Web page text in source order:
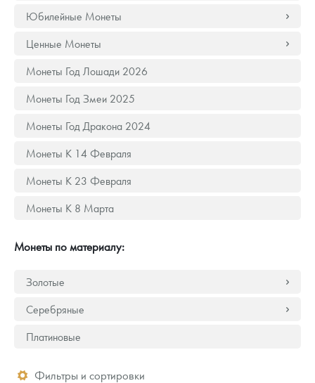
Золотая карманная галерея
Наборы подарочных и коллекционных монет
Монеты и жетоны из недрагоценных металлов
Книги по нумизматике
Юбилейные Монеты
Ценные Монеты
Монеты Год Лошади 2026
Монеты Год Змеи 2025
Монеты Год Дракона 2024
Монеты К 14 Февраля
Монеты К 23 Февраля
Монеты К 8 Марта
Монеты по материалу:
Золотые
Серебряные
Платиновые
Фильтры и сортировки